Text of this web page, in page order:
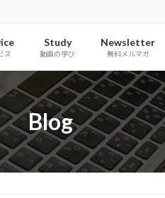
ス
Study
動画の学び
Newsletter
無料メルマガ
Blog